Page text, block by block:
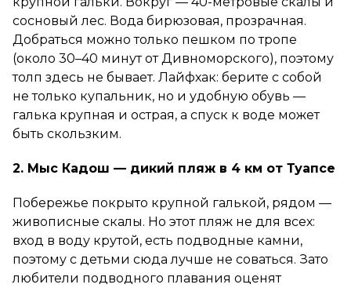
сосновый лес. Вода бирюзовая, прозрачная.
Добраться можно только пешком по тропе
(около 30–40 минут от Дивноморского), поэтому
толп здесь не бывает. Лайфхак: берите с собой
не только купальник, но и удобную обувь —
галька крупная и острая, а спуск к воде может
быть скользким.
2. Мыс Кадош — дикий пляж в 4 км от Туапсе
Побережье покрыто крупной галькой, рядом —
живописные скалы. Но этот пляж не для всех:
вход в воду крутой, есть подводные камни,
поэтому с детьми сюда лучше не соваться. Зато
любители подводного плавания оценят